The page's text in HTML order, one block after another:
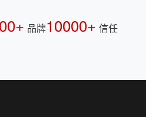
品牌10000+ 信任